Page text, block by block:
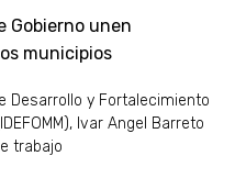
Gobierno unen
municipios
Desarrollo y Fortalecimiento
Ivar Angel Barreto
trabajo